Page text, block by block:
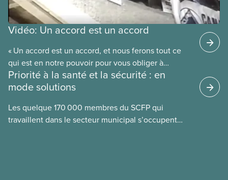
Vidéo: Un accord est un accord
« Un accord est un accord, et nous ferons tout ce
qui est en notre pouvoir pour vous obliger à
respecter cet accord. » C’est la promesse faite par
le futur président national du SCFP, Paul Moist, au
conseil a annoncé son intention d’ouvrir la
convention collective du SCFP 500 afin de réduire
Priorité à la santé et la sécurité : en
mode solutions
Les quelque 170 000 membres du SCFP qui
travaillent dans le secteur municipal s’occupent